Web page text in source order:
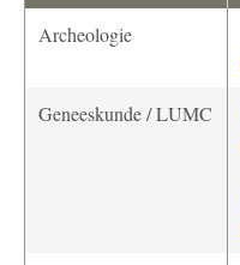
Archeologie
Geneeskunde / LUMC